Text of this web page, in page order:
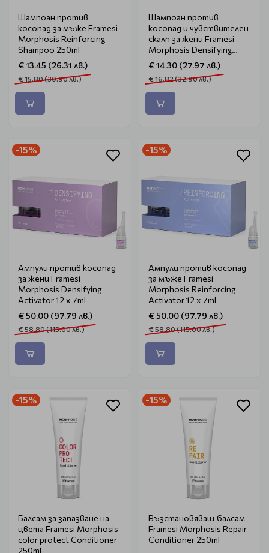
Шампоан против
косопад за мъже Framesi
Morphosis Reinforcing
Shampoo 250ml
€ 13.45 (26.31 лв.)
€ 15.80 (30.90 лв.)
Шампоан против
косопад и чувствителен
скалп за жени Framesi
Morphosis Densifying
Shampoo 250мл
€ 14.30 (27.97 лв.)
€ 16.82 (32.90 лв.)
-15%
Ампули против косопад
за жени Framesi
Morphosis Densifying
Activator 12 х 7ml
€ 50.00 (97.79 лв.)
€ 58.80 (115.00 лв.)
-15%
Ампули против косопад
за мъже Framesi
Morphosis Reinforcing
Activator 12 x 7ml
€ 50.00 (97.79 лв.)
€ 58.80 (115.00 лв.)
-15%
Балсам за запазване на
цвета Framesi Morphosis
color protect Conditioner
250ml
-15%
Възстановяващ балсам
Framesi Morphosis Repair
Conditioner 250ml